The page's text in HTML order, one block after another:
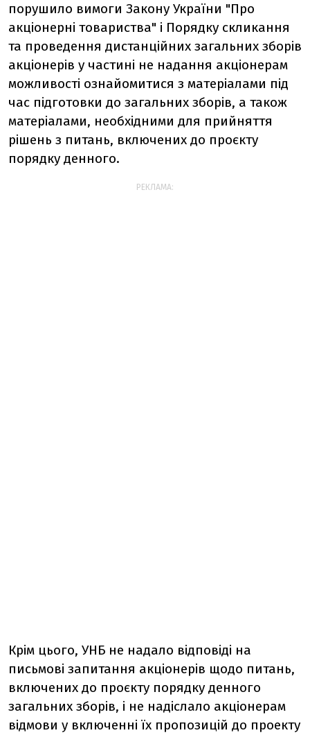
порушило вимоги Закону України "Про
акціонерні товариства" і Порядку скликання
та проведення дистанційних загальних зборів
акціонерів у частині не надання акціонерам
можливості ознайомитися з матеріалами під
час підготовки до загальних зборів, а також
матеріалами, необхідними для прийняття
рішень з питань, включених до проєкту
порядку денного.
РЕКЛАМА:
Крім цього, УНБ не надало відповіді на
письмові запитання акціонерів щодо питань,
включених до проєкту порядку денного
загальних зборів, і не надіслало акціонерам
відмови у включенні їх пропозицій до проекту